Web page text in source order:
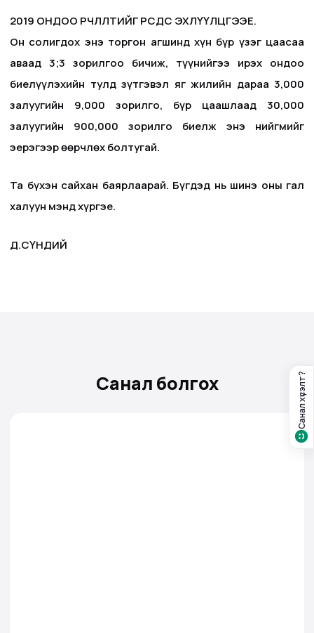
Санал хүсэлт?
2019 ОНДОО ӨӨРЧЛӨЛТИЙГ ӨӨРСДӨӨСӨӨ ЭХЛҮҮЛЦГЭЭЕ.
Он солигдох энэ торгон агшинд хүн бүр үзэг цаасаа
аваад 3;3 зорилгоо бичиж, түүнийгээ ирэх ондоо
биелүүлэхийн тулд зүтгэвэл яг жилийн дараа 3,000
залуугийн 9,000 зорилго, бүр цаашлаад 30,000
залуугийн 900,000 зорилго биелж энэ нийгмийг
эерэгээр өөрчлөх болтугай.
Та бүхэн сайхан баярлаарай. Бүгдэд нь шинэ оны гал
халуун мэнд хүргэе.
Д.СҮНДИЙ
Санал болгох